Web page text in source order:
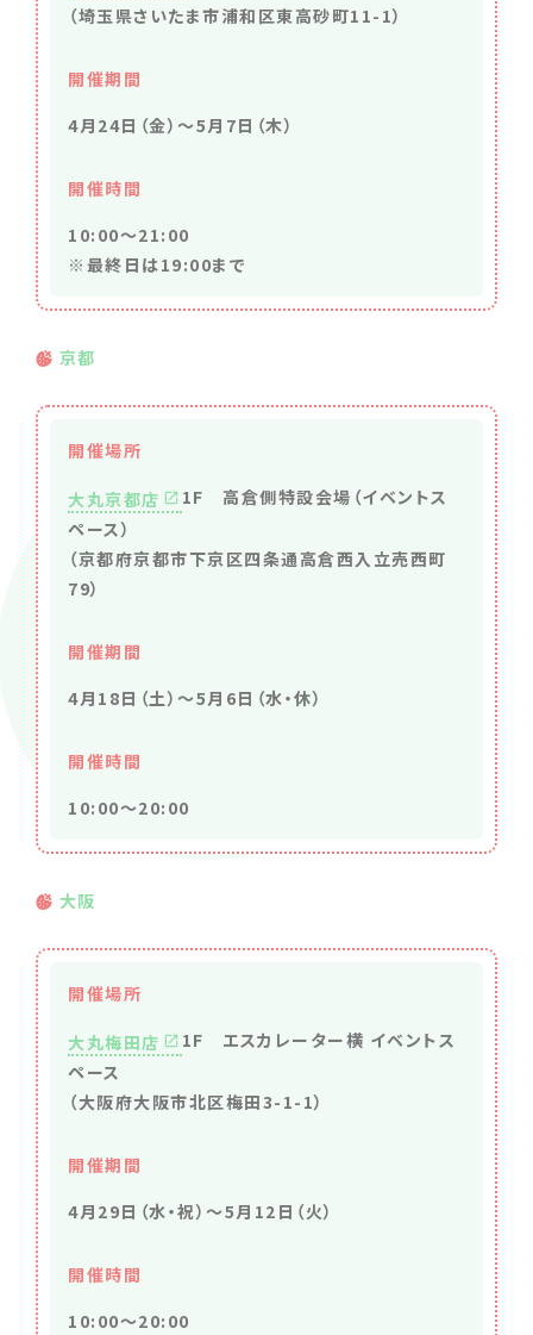
（埼玉県さいたま市浦和区東高砂町11-1）
開催期間
4月24日（金）〜5月7日（木）
開催時間
10:00～21:00
※最終日は19:00まで
京都
開催場所
大丸京都店
1F 高倉側特設会場（イベントス
ペース）
（京都府京都市下京区四条通高倉西入立売西町
79）
開催期間
4月18日（土）〜5月6日（水・休）
開催時間
10:00～20:00
大阪
開催場所
大丸梅田店
1F エスカレーター横 イベントス
ペース
（大阪府大阪市北区梅田3-1-1）
開催期間
4月29日（水・祝）〜5月12日（火）
開催時間
10:00～20:00